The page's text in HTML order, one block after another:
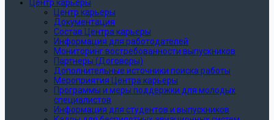
Центр карьеры
Центр карьеры
Документация
Состав Центра карьеры
Информация для работодателей
Мониторинг востребованности выпускников
Партнеры (Договоры)
Дополнительные источники поиска работы
Мероприятия Центра карьеры
Программы и меры поддержки для молодых
специалистов
Информация для студентов и выпускников